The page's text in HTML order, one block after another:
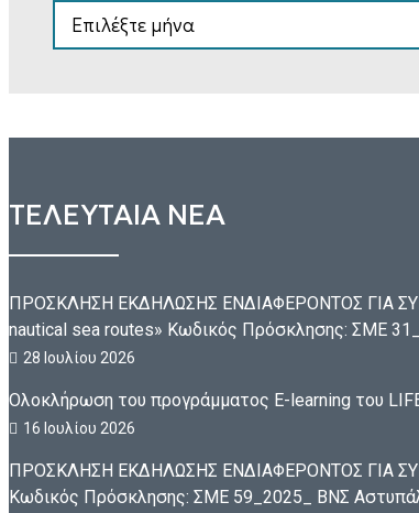
ΤΕΛΕΥΤΑΙΑ ΝΕΑ
ΠΡΟΣΚΛΗΣΗ ΕΚΔΗΛΩΣΗΣ ΕΝΔΙΑΦΕΡΟΝΤΟΣ ΓΙΑ
nautical sea routes» Κωδικός Πρόσκλησης: ΣΜΕ
28 Ιουλίου 2026
Ολοκλήρωση του προγράμματος E-learning του
16 Ιουλίου 2026
ΠΡΟΣΚΛΗΣΗ ΕΚΔΗΛΩΣΗΣ ΕΝΔΙΑΦΕΡΟΝΤΟΣ ΓΙΑ
Κωδικός Πρόσκλησης: ΣΜΕ 59_2025_ ΒΝΣ